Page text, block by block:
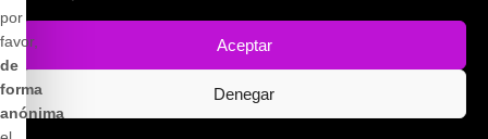
Aceptar
Denegar
Casadejús Pérez
por
favor,
de
forma
anónima